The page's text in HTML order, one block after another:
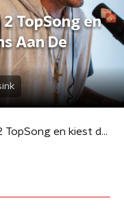
TopSong en
Aan De
Kane viert NPO Radio 2 TopSong en kiest de muziek tijdens Aan De Slag!